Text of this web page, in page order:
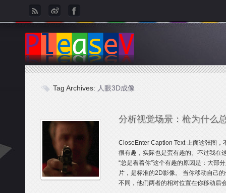
Tag Archives: 人眼3D成像
分析视觉场景：枪为什么
CloseEnter Caption Text 上面这张图
很有趣，实际也是蛮有趣的。不过我在
“总是看着你”这个有趣的原因是：大部
片，是标准的2D影像。 当你移动自己
不同，他们两者的相对位置在你移动后